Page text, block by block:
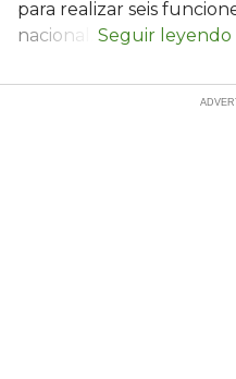
para realizar seis
nacional.